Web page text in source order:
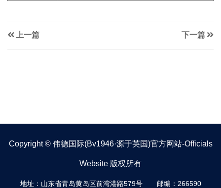
上一篇 下一篇
Copyright © 伟德国际(bv1946·源于英国)官方网站-Officials
Website 版权所有
地址：山东省青岛黄岛区前湾港路579号 邮编：266590